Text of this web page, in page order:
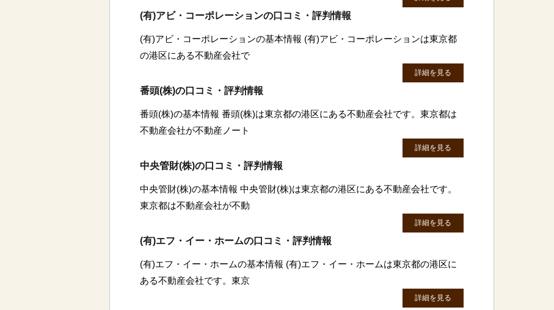
(有)アビ・コーポレーションの口コミ・評判情報
(有)アビ・コーポレーションの基本情報 (有)アビ・コーポレーションは東京都
の港区にある不動産会社で
詳細を見る
番頭(株)の口コミ・評判情報
番頭(株)の基本情報 番頭(株)は東京都の港区にある不動産会社です。東京都は
不動産会社が不動産ノート
詳細を見る
中央管財(株)の口コミ・評判情報
中央管財(株)の基本情報 中央管財(株)は東京都の港区にある不動産会社です。
東京都は不動産会社が不動
詳細を見る
(有)エフ・イー・ホームの口コミ・評判情報
(有)エフ・イー・ホームの基本情報 (有)エフ・イー・ホームは東京都の港区に
ある不動産会社です。東京
詳細を見る